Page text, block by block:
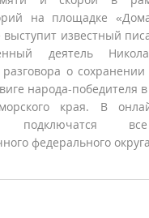
на площадке
выступит известный
деятель
о сохранении
народа-победителя в
края. В
подключатся
федерального